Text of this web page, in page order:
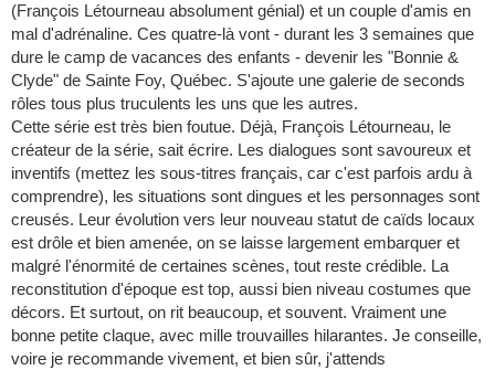
(François Létourneau absolument génial) et un couple d'amis en
mal d'adrénaline. Ces quatre-là vont - durant les 3 semaines que
dure le camp de vacances des enfants - devenir les "Bonnie &
Clyde" de Sainte Foy, Québec. S'ajoute une galerie de seconds
rôles tous plus truculents les uns que les autres.
Cette série est très bien foutue. Déjà, François Létourneau, le
créateur de la série, sait écrire. Les dialogues sont savoureux et
inventifs (mettez les sous-titres français, car c'est parfois ardu à
comprendre), les situations sont dingues et les personnages sont
creusés. Leur évolution vers leur nouveau statut de caïds locaux
est drôle et bien amenée, on se laisse largement embarquer et
malgré l'énormité de certaines scènes, tout reste crédible. La
reconstitution d'époque est top, aussi bien niveau costumes que
décors. Et surtout, on rit beaucoup, et souvent. Vraiment une
bonne petite claque, avec mille trouvailles hilarantes. Je conseille,
voire je recommande vivement, et bien sûr, j'attends